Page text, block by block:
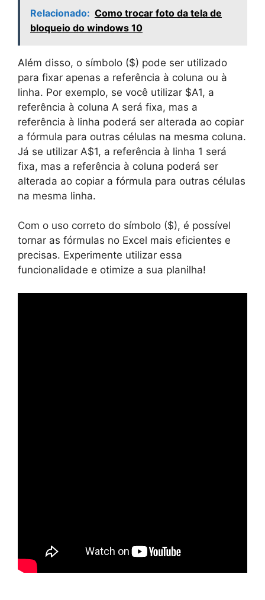
Relacionado: Como trocar foto da tela de
bloqueio do windows 10
Além disso, o símbolo ($) pode ser utilizado
para fixar apenas a referência à coluna ou à
linha. Por exemplo, se você utilizar $A1, a
referência à coluna A será fixa, mas a
referência à linha poderá ser alterada ao copiar
a fórmula para outras células na mesma coluna.
Já se utilizar A$1, a referência à linha 1 será
fixa, mas a referência à coluna poderá ser
alterada ao copiar a fórmula para outras células
na mesma linha.
Com o uso correto do símbolo ($), é possível
tornar as fórmulas no Excel mais eficientes e
precisas. Experimente utilizar essa
funcionalidade e otimize a sua planilha!